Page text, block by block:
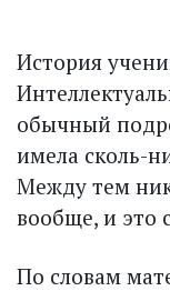
История
обычный
имела сколь-
Между тем
вообще, и это
По словам